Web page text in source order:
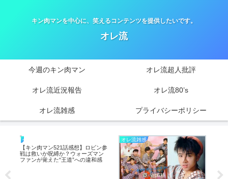
キン肉マンを中心に、笑えるコンテンツを提供したいです。
オレ流
今週のキン肉マン オレ流超人批評
オレ流近況報告 オレ流80’s
オレ流雑感 プライバシーポリシー
今週のキン肉マン
【キン肉マン521話感想】ロビン参
戦は救いか呪縛か？ウォーズマン
ファンが覚えた“王道”への違和感
オレ流雑感